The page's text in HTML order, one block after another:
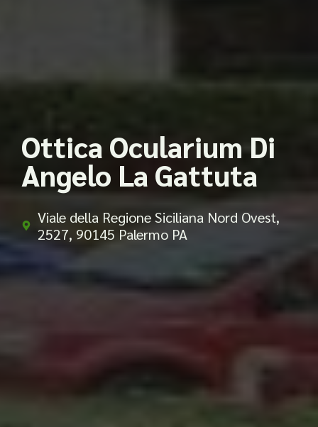
Ottica Ocularium Di
Angelo La Gattuta
Viale della Regione Siciliana Nord Ovest,
2527, 90145 Palermo PA